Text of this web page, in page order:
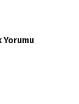
Yorumu